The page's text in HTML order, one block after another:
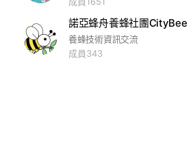
諾亞蜂舟養蜂社團CityBee
養蜂技術資訊交流
成員343